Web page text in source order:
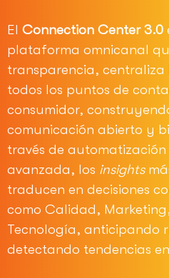
El Connection Center 3.0
plataforma omnicanal
transparencia,
todos los puntos de
consumidor,
comunicación abierto y
través de
avanzada, los insights
traducen en decisiones
como Calidad,
Tecnología, anticipando
detectando tendencias